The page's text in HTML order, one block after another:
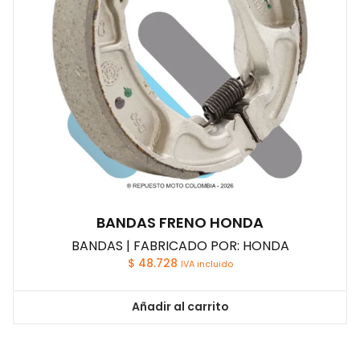
BANDAS FRENO HONDA
BANDAS | FABRICADO POR: HONDA
$ 48.728 IVA incluido
Añadir al carrito